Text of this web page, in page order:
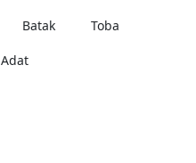
Batak Toba
Adat